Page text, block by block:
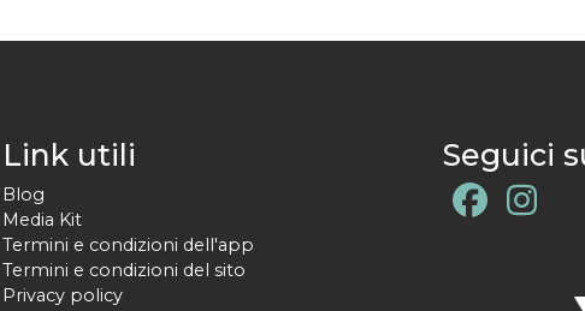
Link utili
Blog
Media Kit
Termini e condizioni dell'app
Termini e condizioni del sito
Privacy policy
Seguici